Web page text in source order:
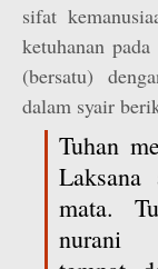
sifat
ketuhanan
(bersatu)
dalam syair
Tuhan
mata.
nurani